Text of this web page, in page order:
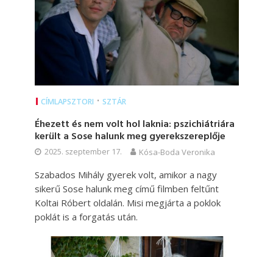
CÍMLAPSZTORI • SZTÁR
Éhezett és nem volt hol laknia: pszichiátriára
került a Sose halunk meg gyerekszereplője
2025. szeptember 17. Kósa-Boda Veronika
Szabados Mihály gyerek volt, amikor a nagy
sikerű Sose halunk meg című filmben feltűnt
Koltai Róbert oldalán. Misi megjárta a poklok
poklát is a forgatás után.